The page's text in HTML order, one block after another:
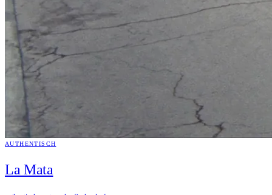
AUTHENTISCH
La Mata